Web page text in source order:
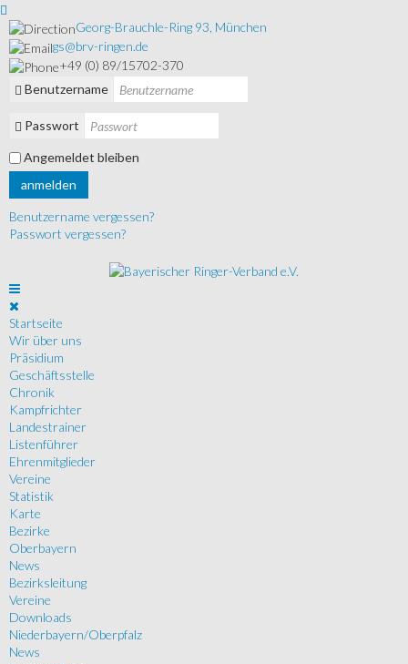
Georg-Brauchle-Ring 93, München
gs@brv-ringen.de
+49 (0) 89/15702-370
Benutzername
Passwort
Angemeldet bleiben
anmelden
Benutzername vergessen?
Passwort vergessen?
Startseite
Wir über uns
Präsidium
Geschäftsstelle
Chronik
Kampfrichter
Landestrainer
Listenführer
Ehrenmitglieder
Vereine
Statistik
Karte
Bezirke
Oberbayern
News
Bezirksleitung
Vereine
Downloads
Niederbayern/Oberpfalz
News